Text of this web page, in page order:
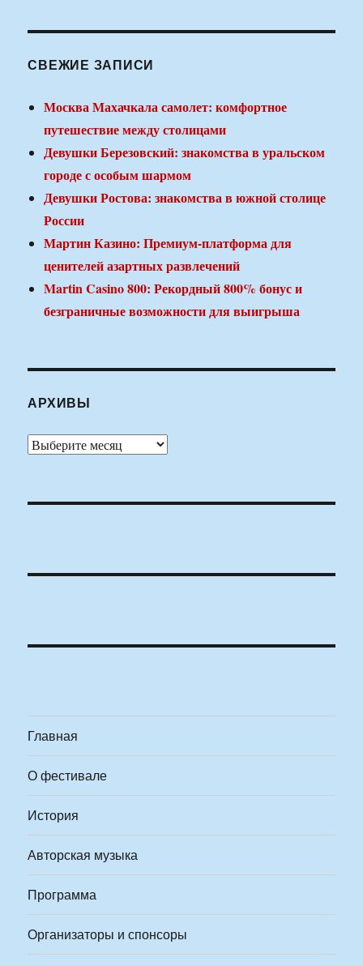
СВЕЖИЕ ЗАПИСИ
Москва Махачкала самолет: комфортное
путешествие между столицами
Девушки Березовский: знакомства в уральском
городе с особым шармом
Девушки Ростова: знакомства в южной столице
России
Мартин Казино: Премиум-платформа для
ценителей азартных развлечений
Martin Casino 800: Рекордный 800% бонус и
безграничные возможности для выигрыша
АРХИВЫ
Архивы
Главная
О фестивале
История
Авторская музыка
Программа
Организаторы и спонсоры